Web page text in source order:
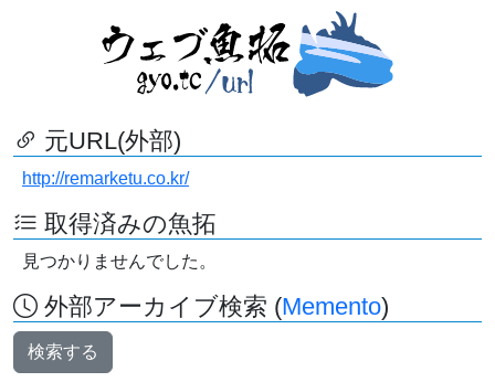
元URL(外部)
http://remarketu.co.kr/
取得済みの魚拓
見つかりませんでした。
外部アーカイブ検索 (Memento)
検索する